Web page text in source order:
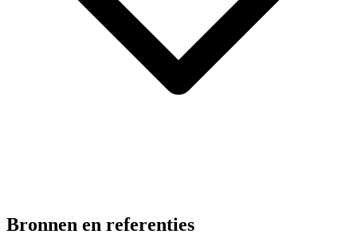
Bronnen en referenties